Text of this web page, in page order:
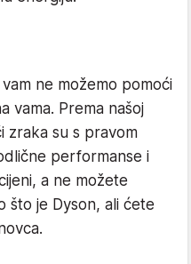
ne možemo pomoći
vama. Prema našoj
zraka su s pravom
performanse i
a ne možete
što je Dyson, ali ćete